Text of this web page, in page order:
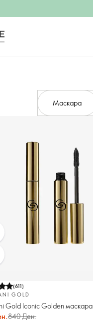
Маскара
(611)
GOLD
Gold Iconic Golden маскара
840 Ден.